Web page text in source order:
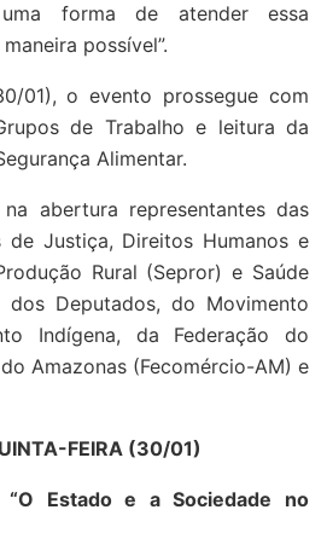
forma de atender essa
possível”.
01), o evento prossegue com
de Trabalho e leitura da
Alimentar.
abertura representantes das
de Justiça, Direitos Humanos e
Rural (Sepror) e Saúde
dos Deputados, do Movimento
Indígena, da Federação do
Amazonas (Fecomércio-AM) e
FEIRA (30/01)
“O Estado e a Sociedade no